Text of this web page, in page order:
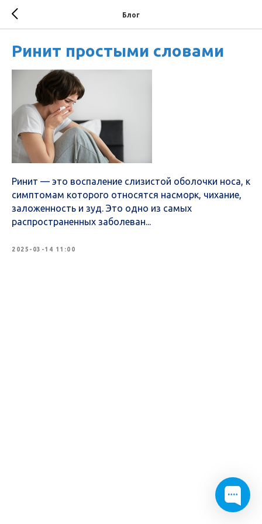
Блог
Ринит простыми словами
Ринит — это воспаление слизистой оболочки носа, к
симптомам которого относятся насморк, чихание,
заложенность и зуд. Это одно из самых
распространенных заболеван...
2025-03-14 11:00